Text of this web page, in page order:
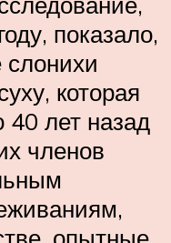
показало,
слонихи
которая
лет назад
членов